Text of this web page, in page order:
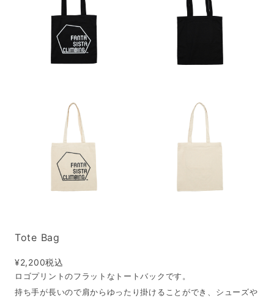
Tote Bag
¥2,200税込
ロゴプリントのフラットなトートバックです。
持ち手が長いので肩からゆったり掛けることができ、シューズや